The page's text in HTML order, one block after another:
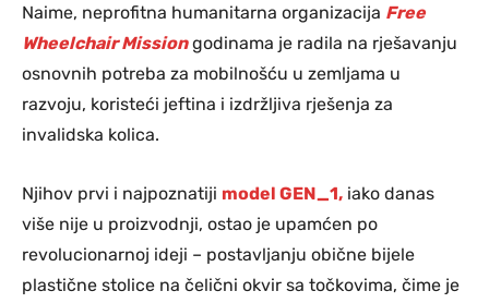
Naime, neprofitna humanitarna organizacija Free
Wheelchair Missiongodinama je radila na rješavanju
osnovnih potreba za mobilnošću u zemljama u
razvoju, koristeći jeftina i izdržljiva rješenja za
invalidska kolica.
Njihov prvi i najpoznatiji model GEN_1, iako danas
više nije u proizvodnji, ostao je upamćen po
revolucionarnoj ideji – postavljanju obične bijele
plastične stolice na čelični okvir sa točkovima, čime je